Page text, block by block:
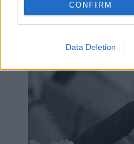
CONFIRM
Data Deletion